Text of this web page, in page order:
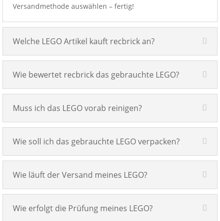
Versandmethode auswählen – fertig!
Welche LEGO Artikel kauft recbrick an?
Wie bewertet recbrick das gebrauchte LEGO?
Muss ich das LEGO vorab reinigen?
Wie soll ich das gebrauchte LEGO verpacken?
Wie läuft der Versand meines LEGO?
Wie erfolgt die Prüfung meines LEGO?